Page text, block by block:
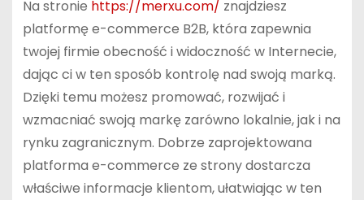
Na stronie https://merxu.com/ znajdziesz
platformę e-commerce B2B, która zapewnia
twojej firmie obecność i widoczność w Internecie,
dając ci w ten sposób kontrolę nad swoją marką.
Dzięki temu możesz promować, rozwijać i
wzmacniać swoją markę zarówno lokalnie, jak i na
rynku zagranicznym. Dobrze zaprojektowana
platforma e-commerce ze strony dostarcza
właściwe informacje klientom, ułatwiając w ten